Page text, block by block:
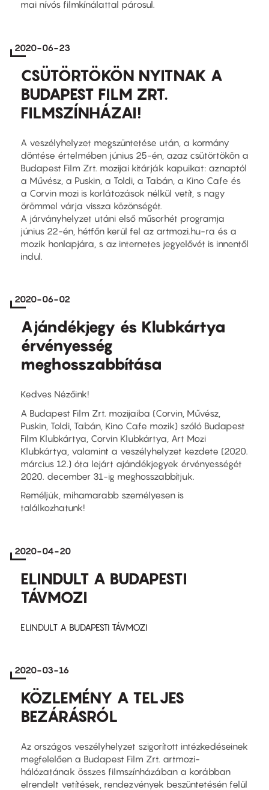
mai nívós filmkínálattal párosul.
2020-06-23
CSÜTÖRTÖKÖN NYITNAK A
BUDAPEST FILM ZRT.
FILMSZÍNHÁZAI!
A veszélyhelyzet megszüntetése után, a kormány
döntése értelmében június 25-én, azaz csütörtökön a
Budapest Film Zrt. mozijai kitárják kapuikat: aznaptól
a Művész, a Puskin, a Toldi, a Tabán, a Kino Cafe és
a Corvin mozi is korlátozások nélkül vetít, s nagy
örömmel várja vissza közönségét.
A járványhelyzet utáni első műsorhét programja
június 22-én, hétfőn kerül fel az artmozi.hu-ra és a
mozik honlapjára, s az internetes jegyelővét is innentől
indul.
2020-06-02
Ajándékjegy és Klubkártya
érvényesség
meghosszabbítása
Kedves Nézőink!
A Budapest Film Zrt. mozijaiba (Corvin, Művész,
Puskin, Toldi, Tabán, Kino Cafe mozik) szóló Budapest
Film Klubkártya, Corvin Klubkártya, Art Mozi
Klubkártya, valamint a veszélyhelyzet kezdete (2020.
március 12.) óta lejárt ajándékjegyek érvényességét
2020. december 31-ig meghosszabbítjuk.
Reméljük, mihamarabb személyesen is
találkozhatunk!
2020-04-20
ELINDULT A BUDAPESTI
TÁVMOZI
ELINDULT A BUDAPESTI TÁVMOZI
2020-03-16
KÖZLEMÉNY A TELJES
BEZÁRÁSRÓL
Az országos veszélyhelyzet szigorított intézkedéseinek
megfelelően a Budapest Film Zrt. artmozi-
hálózatának összes filmszínházában a korábban
elrendelt vetítések, rendezvények beszüntetésén felül